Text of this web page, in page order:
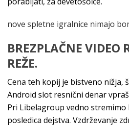
nove spletne igralnice nimajo
BREZPLAČNE VIDEO
REŽE.
Cena teh kopij je bistveno nižja,
Android slot resnični denar
Pri Libelagroup vedno stremimo
posledica dejstva. Vzdrževanje